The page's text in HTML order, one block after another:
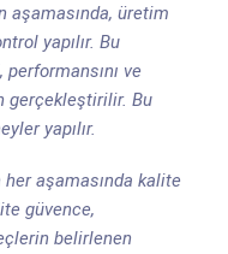
aşamasında, üretim
yapılır. Bu
ve
gerçekleştirilir. Bu
yapılır.
aşamasında kalite
güvence,
belirlenen